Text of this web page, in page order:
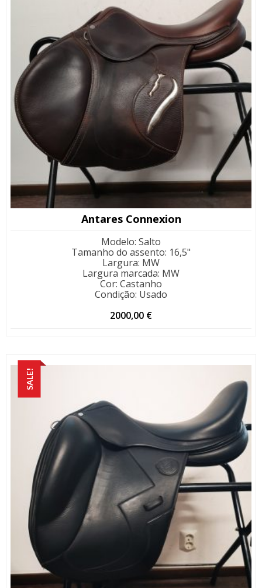
Antares Connexion
Modelo: Salto
Tamanho do assento: 16,5"
Largura: MW
Largura marcada: MW
Cor: Castanho
Condição: Usado
2000,00 €
SALE!